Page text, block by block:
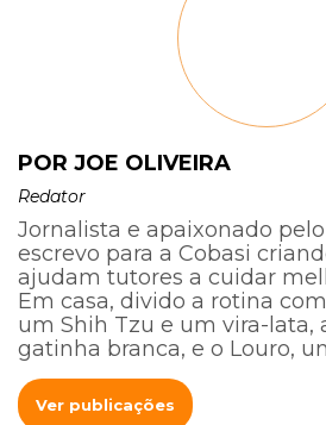
POR JOE OLIVEIRA
Redator
Jornalista e apaixonado
escrevo para a Cobasi
ajudam tutores a cuidar
Em casa, divido a rotina
um Shih Tzu e um vira-lata,
gatinha branca, e o Louro,
Ver publicações